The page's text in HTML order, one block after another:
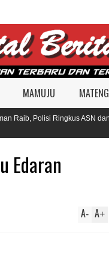
MAMUJU MATENG
Polisi Ringkus ASN dan
Edaran
A+
A-